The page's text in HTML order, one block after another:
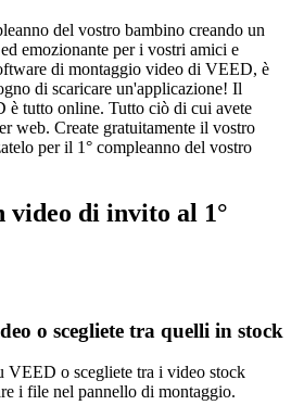
del vostro bambino creando un
emozionante per i vostri amici e
di montaggio video di VEED, è
di scaricare un'applicazione! Il
è tutto online. Tutto ciò di cui avete
web. Create gratuitamente il vostro
per il 1° compleanno del vostro
video di invito al 1°
o scegliete tra quelli in stock
VEED o scegliete tra i video stock
i file nel pannello di montaggio.